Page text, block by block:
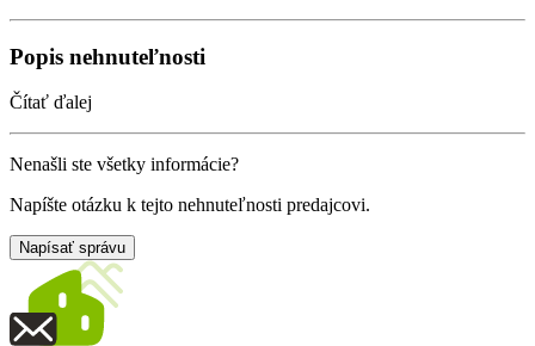
Popis nehnuteľnosti
Čítať ďalej
Nenašli ste všetky informácie?
Napíšte otázku k tejto nehnuteľnosti predajcovi.
Napísať správu